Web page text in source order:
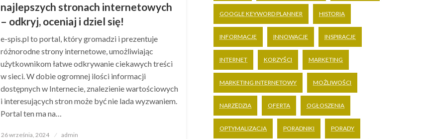
najlepszych stronach internetowych
– odkryj, oceniaj i dziel się!
e-spis.pl to portal, który gromadzi i prezentuje
różnorodne strony internetowe, umożliwiając
użytkownikom łatwe odkrywanie ciekawych treści
w sieci. W dobie ogromnej ilości informacji
dostępnych w Internecie, znalezienie wartościowych
i interesujących stron może być nie lada wyzwaniem.
Portal ten ma na…
Opublikowane
26 września, 2024 admin
GOOGLE KEYWORD PLANNER HISTORIA
INFORMACJE INNOWACJE INSPIRACJE
INTERNET KORZYŚCI MARKETING
MARKETING INTERNETOWY MOŻLIWOŚCI
NARZĘDZIA OFERTA OGŁOSZENIA
OPTYMALIZACJA PORADNIKI PORADY